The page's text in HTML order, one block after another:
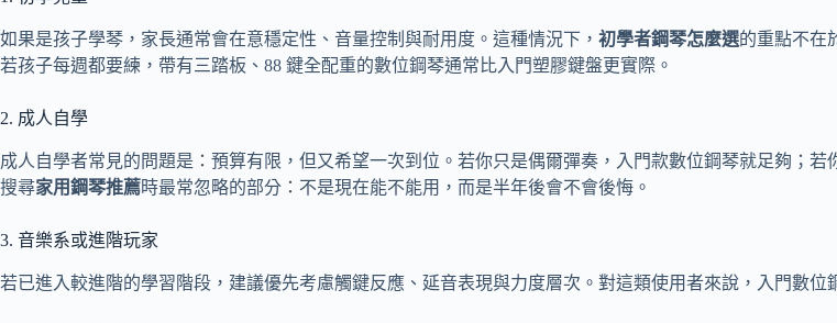
如果是孩子學琴，家長通常會在意穩定性、音量控制與耐用度。這種情況下， 初學者鋼琴怎麼選的重點不在
若孩子每週都要練，帶有三踏板、88 鍵全配重的數位鋼琴通常比入門塑膠鍵盤更實際。
2. 成人自學
成人自學者常見的問題是：預算有限，但又希望一次到位。若你只是偶爾彈奏，入門款數位鋼琴就足夠；
搜尋家用鋼琴推薦時最常忽略的部分：不是現在能不能用，而是半年後會不會後悔。
3. 音樂系或進階玩家
若已進入較進階的學習階段，建議優先考慮觸鍵反應、延音表現與力度層次。對這類使用者來說，入門數